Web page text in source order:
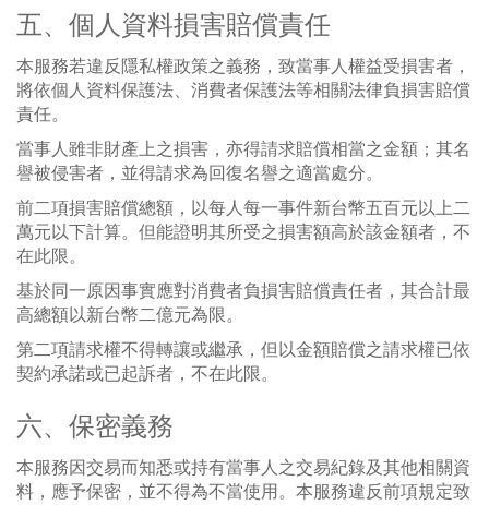
五、個人資料損害賠償責任
本服務若違反隱私權政策之義務，致當事人權益受損害者，
將依個人資料保護法、消費者保護法等相關法律負損害賠償
責任。
當事人雖非財產上之損害，亦得請求賠償相當之金額；其名
譽被侵害者，並得請求為回復名譽之適當處分。
前二項損害賠償總額，以每人每一事件新台幣五百元以上二
萬元以下計算。但能證明其所受之損害額高於該金額者，不
在此限。
基於同一原因事實應對消費者負損害賠償責任者，其合計最
高總額以新台幣二億元為限。
第二項請求權不得轉讓或繼承，但以金額賠償之請求權已依
契約承諾或已起訴者，不在此限。
六、保密義務
本服務因交易而知悉或持有當事人之交易紀錄及其他相關資
料，應予保密，並不得為不當使用。本服務違反前項規定致